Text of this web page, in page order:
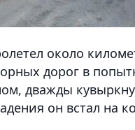
около
дорог в
дважды
он встал на